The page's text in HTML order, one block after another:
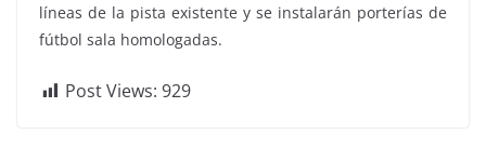
líneas de la pista existente y se instalarán porterías de
fútbol sala homologadas.
Post Views: 929